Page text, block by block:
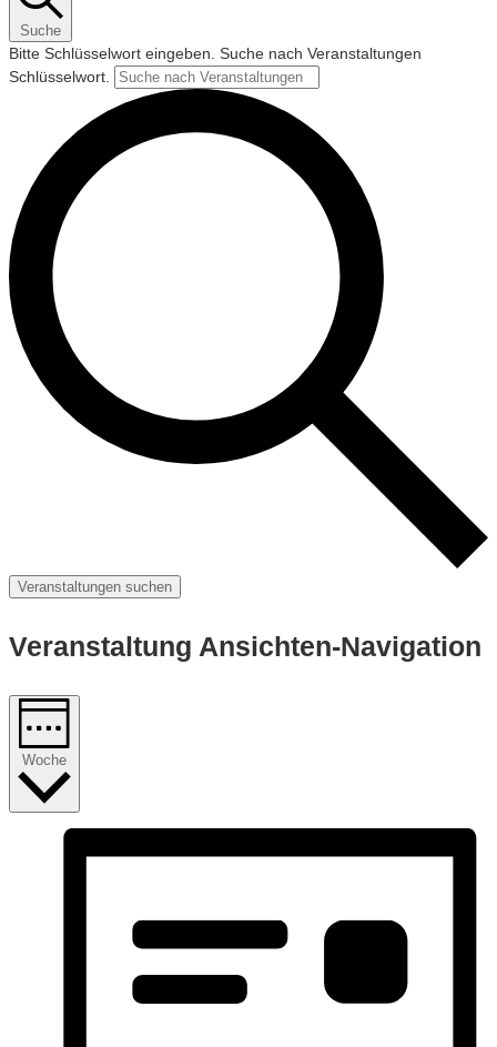
Suche
Bitte Schlüsselwort eingeben. Suche nach Veranstaltungen
Schlüsselwort.
Veranstaltungen suchen
Veranstaltung Ansichten-Navigation
Woche